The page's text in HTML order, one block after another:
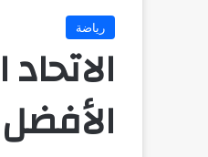
رياضة
الأفضل